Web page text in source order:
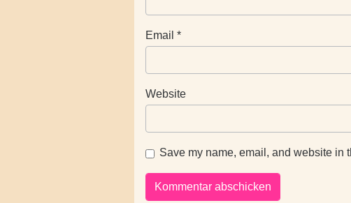
Email *
Website
Save my name, email, and website in